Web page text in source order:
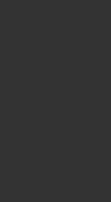
megfelelő szakmai
jelentős
Társaság munkájában
vezető klinikus-oktatót